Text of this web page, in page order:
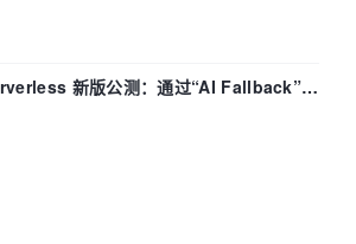
新版公测：通过“AI Fallback”与
量治理底座